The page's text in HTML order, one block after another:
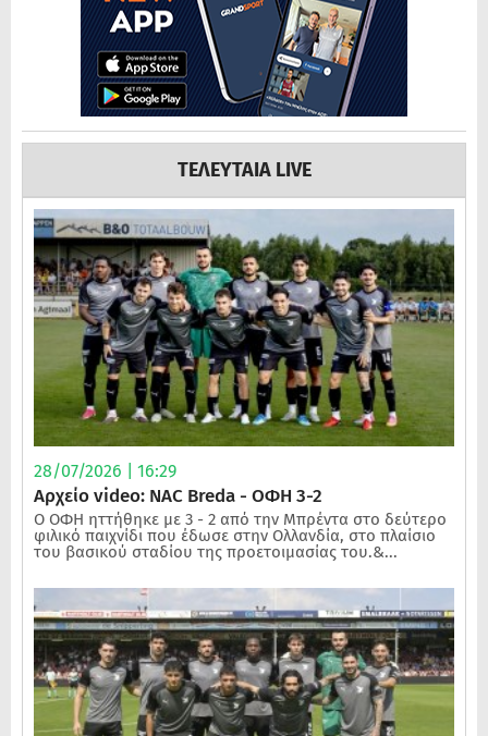
ΤΕΛΕΥΤΑΙΑ LIVE
28/07/2026 | 16:29
Αρχείο video: NAC Breda - ΟΦΗ 3-2
Ο ΟΦΗ ηττήθηκε με 3 - 2 από την Μπρέντα στο δεύτερο
φιλικό παιχνίδι που έδωσε στην Ολλανδία, στο πλαίσιο
του βασικού σταδίου της προετοιμασίας του.&...